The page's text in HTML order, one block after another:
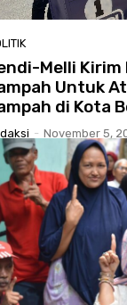
Melli Kirim
Untuk
di Kota
- November 5,